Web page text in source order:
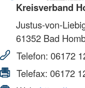
Kreisverband
Justus-von-
61352 Bad
Telefon: 06172
Telefax: 06172